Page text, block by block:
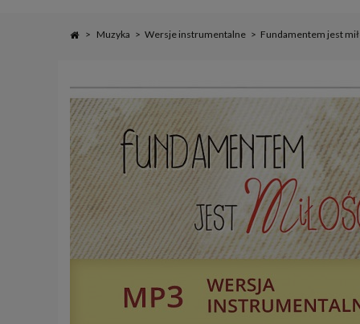
> Muzyka > Wersje instrumentalne > Fundamentem jest